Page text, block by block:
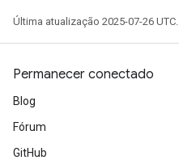
Última atualização 2025-07-26 UTC.
Permanecer conectado
Blog
Fórum
GitHub